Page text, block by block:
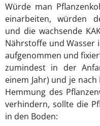
Würde man
einarbeiten, würden
und die wachsende
Nährstoffe und Wasser
aufgenommen und
zumindest in der
einem Jahr) und je
Hemmung des
verhindern, sollte die
in den Boden: